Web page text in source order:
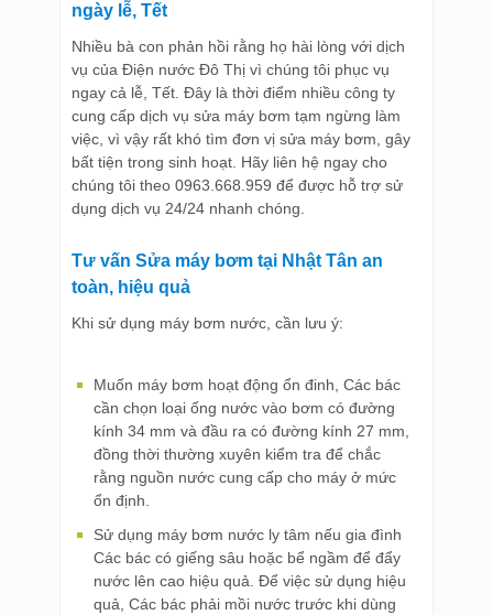
ngày lễ, Tết
Nhiều bà con phản hồi rằng họ hài lòng với dịch
vụ của Điện nước Đô Thị vì chúng tôi phục vụ
ngay cả lễ, Tết. Đây là thời điểm nhiều công ty
cung cấp dịch vụ sửa máy bơm tạm ngừng làm
việc, vì vậy rất khó tìm đơn vị sửa máy bơm, gây
bất tiện trong sinh hoạt. Hãy liên hệ ngay cho
chúng tôi theo 0963.668.959 để được hỗ trợ sử
dụng dịch vụ 24/24 nhanh chóng.
Tư vấn Sửa máy bơm tại Nhật Tân an
toàn, hiệu quả
Khi sử dụng máy bơm nước, cần lưu ý:
Muốn máy bơm hoạt động ổn đinh, Các bác
cần chọn loại ống nước vào bơm có đường
kính 34 mm và đầu ra có đường kính 27 mm,
đồng thời thường xuyên kiểm tra để chắc
rằng nguồn nước cung cấp cho máy ở mức
ổn định.
Sử dụng máy bơm nước ly tâm nếu gia đình
Các bác có giếng sâu hoặc bể ngầm để đẩy
nước lên cao hiệu quả. Để việc sử dụng hiệu
quả, Các bác phải mồi nước trước khi dùng